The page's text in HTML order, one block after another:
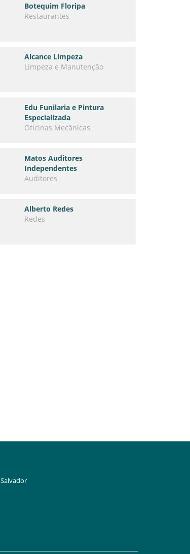
Botequim Floripa
Restaurantes
Alcance Limpeza
Limpeza e Manutenção
Edu Funilaria e Pintura
Especializada
Oficinas Mecânicas
Matos Auditores
Independentes
Auditores
Alberto Redes
Redes
Salvador